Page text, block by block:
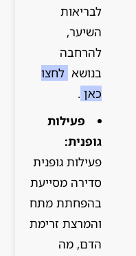
לבריאות
השיער,
להרחבה
בנושא לחצו
כאן .
פעילות
גופנית:
פעילות גופנית
סדירה מסייעת
בהפחתת מתח
והמרצת זרימת
הדם, מה